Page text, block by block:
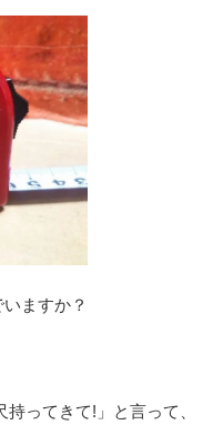
ますか？
ってきて!」と言って、